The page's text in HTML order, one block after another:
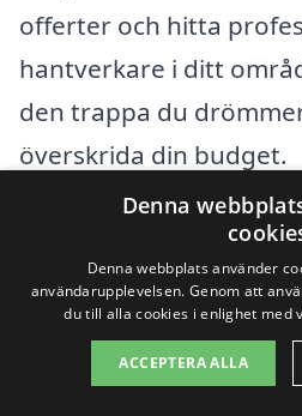
offerter och hitta
hantverkare i ditt
den trappa du
överskrida din budget.
Få 3 erbjudanden,
förpliktelser
Denna
Denna webbplats använder
användarupplevelsen. Genom att
du till alla cookies i enlighet med
ACCEPTERA ALLA